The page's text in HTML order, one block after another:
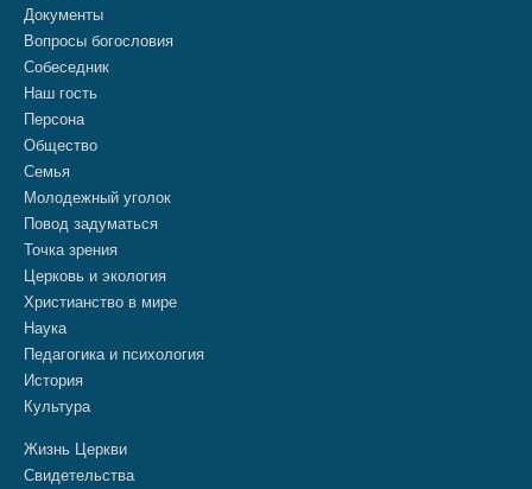
Документы
Вопросы богословия
Собеседник
Наш гость
Персона
Общество
Семья
Молодежный уголок
Повод задуматься
Точка зрения
Церковь и экология
Христианство в мире
Наука
Педагогика и психология
История
Культура
Жизнь Церкви
Свидетельства